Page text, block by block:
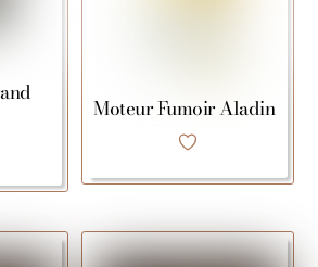
Moteur Fumoir Aladin